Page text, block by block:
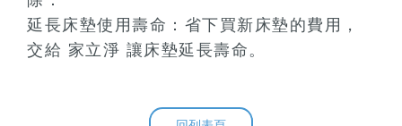
延長床墊使用壽命：省下買新床墊的費用，
交給 家立淨 讓床墊延長壽命。